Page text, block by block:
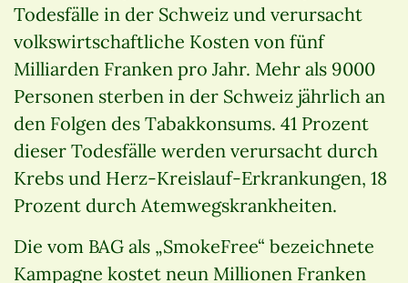
Todesfälle in der Schweiz und verursacht
volkswirtschaftliche Kosten von fünf
Milliarden Franken pro Jahr. Mehr als 9000
Personen sterben in der Schweiz jährlich an
den Folgen des Tabakkonsums. 41 Prozent
dieser Todesfälle werden verursacht durch
Krebs und Herz-Kreislauf-Erkrankungen, 18
Prozent durch Atemwegskrankheiten.
Die vom BAG als „SmokeFree“ bezeichnete
Kampagne kostet neun Millionen Franken